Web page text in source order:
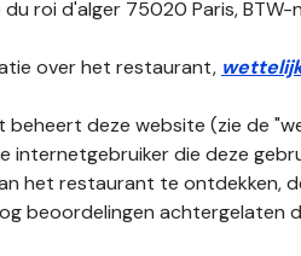
roi d'alger 75020 Paris, BTW-
over het restaurant,
beheert deze website (zie de
internetgebruiker die deze
het restaurant te ontdekken,
beoordelingen achtergelaten